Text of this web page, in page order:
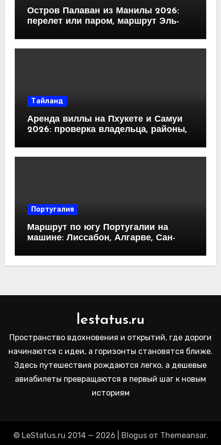
Остров Палаван из Манилы 2026:
перелет или паром, маршрут Эль-
Тайланд
Аренда виллы на Пхукете и Самуи
2026: проверка владельца, районы,
Португалия
Маршрут по югу Португалии на
машине: Лиссабон, Алгарве, Сан-
lestatus.ru
Пространство вдохновения и открытий, где дороги
начинаются с идеи, а горизонты становятся ближе.
Здесь путешествия рождаются легко, а дешевые
авиабилеты превращаются в первый шаг к новым
историям
© LeStatus.ru 2014 — 2026 Blogusот Themeansar.